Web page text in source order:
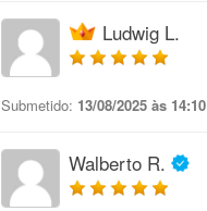
Ludwig L.
Submetido: 13/08/2025 às 14:10
Walberto R.